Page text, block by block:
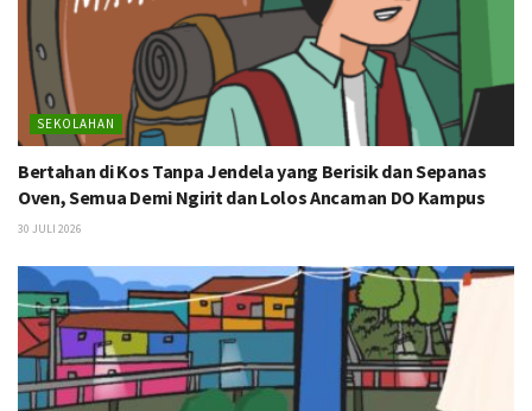
SEKOLAHAN
Bertahan di Kos Tanpa Jendela yang Berisik dan Sepanas
Oven, Semua Demi Ngirit dan Lolos Ancaman DO Kampus
30 JULI 2026